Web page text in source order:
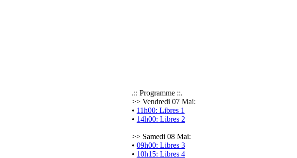
.:: Programme ::.
>> Vendredi 07 Mai:
• 11h00: Libres 1
• 14h00: Libres 2
>> Samedi 08 Mai:
• 09h00: Libres 3
• 10h15: Libres 4